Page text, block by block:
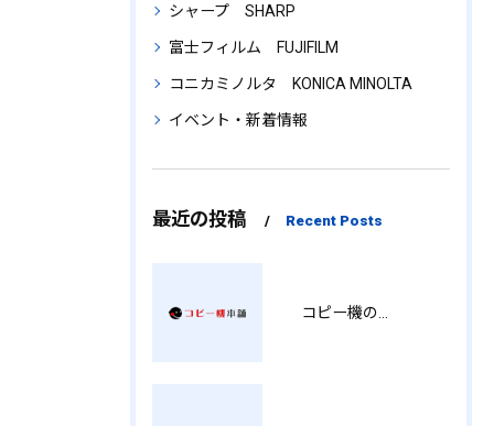
シャープ SHARP
富士フィルム FUJIFILM
コニカミノルタ KONICA MINOLTA
イベント・新着情報
最近の投稿 Recent Posts